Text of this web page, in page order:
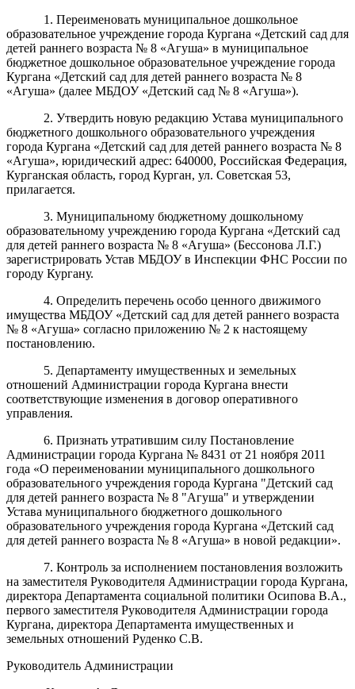
1. Переименовать муниципальное дошкольное
образовательное учреждение города Кургана «Детский сад для
детей раннего возраста № 8 «Агуша» в муниципальное
бюджетное дошкольное образовательное учреждение города
Кургана «Детский сад для детей раннего возраста № 8
«Агуша» (далее МБДОУ «Детский сад № 8 «Агуша»).
2. Утвердить новую редакцию Устава муниципального
бюджетного дошкольного образовательного учреждения
города Кургана «Детский сад для детей раннего возраста № 8
«Агуша», юридический адрес: 640000, Российская Федерация,
Курганская область, город Курган, ул. Советская 53,
прилагается.
3. Муниципальному бюджетному дошкольному
образовательному учреждению города Кургана «Детский сад
для детей раннего возраста № 8 «Агуша» (Бессонова Л.Г.)
зарегистрировать Устав МБДОУ в Инспекции ФНС России по
городу Кургану.
4. Определить перечень особо ценного движимого
имущества МБДОУ «Детский сад для детей раннего возраста
№ 8 «Агуша» согласно приложению № 2 к настоящему
постановлению.
5. Департаменту имущественных и земельных
отношений Администрации города Кургана внести
соответствующие изменения в договор оперативного
управления.
6. Признать утратившим силу Постановление
Администрации города Кургана № 8431 от 21 ноября 2011
года «О переименовании муниципального дошкольного
образовательного учреждения города Кургана "Детский сад
для детей раннего возраста № 8 "Агуша" и утверждении
Устава муниципального бюджетного дошкольного
образовательного учреждения города Кургана «Детский сад
для детей раннего возраста № 8 «Агуша» в новой редакции».
7. Контроль за исполнением постановления возложить
на заместителя Руководителя Администрации города Кургана,
директора Департамента социальной политики Осипова В.А.,
первого заместителя Руководителя Администрации города
Кургана, директора Департамента имущественных и
земельных отношений Руденко С.В.
Руководитель Администрации